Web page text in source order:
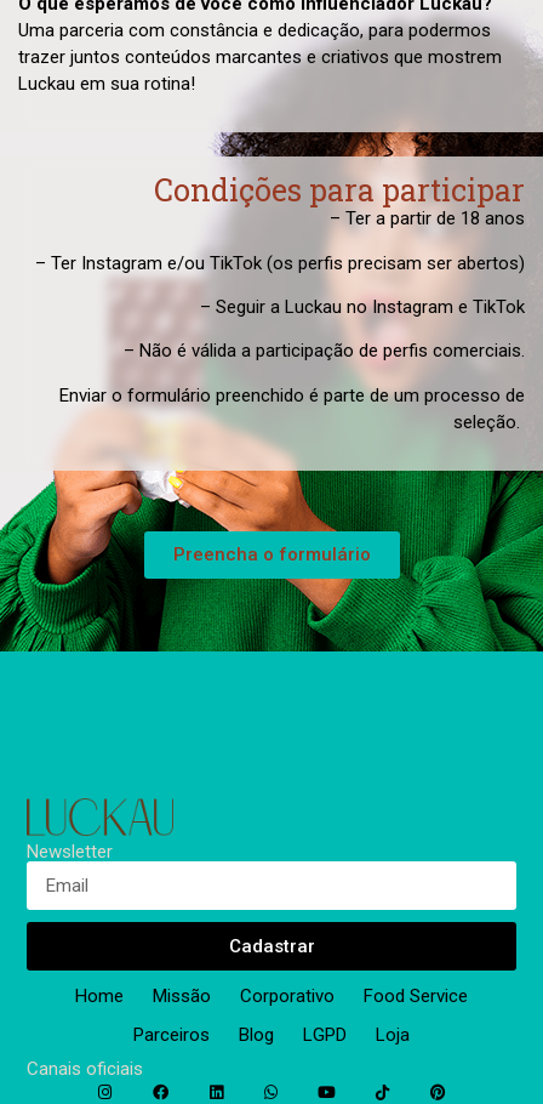
Uma parceria com constância e dedicação, para podermos
trazer juntos conteúdos marcantes e criativos que mostrem
Luckau em sua rotina!
Condições para participar
– Ter a partir de 18 anos
– Ter Instagram e/ou TikTok (os perfis precisam ser abertos)
– Seguir a Luckau no Instagram e TikTok
– Não é válida a participação de perfis comerciais.
Enviar o formulário preenchido é parte de um processo de
seleção.
Preencha o formulário
Home Missão Corporativo
Food Service
Parceiros
Blog LGPD Loja
Newsletter
Cadastrar
Canais oficiais